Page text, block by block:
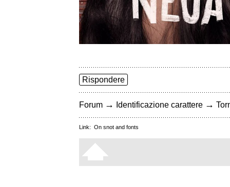
Rispondere
Forum → Identificazione carattere →
Link: On snot and fonts